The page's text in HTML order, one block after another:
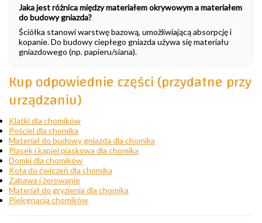
Jaka jest różnica między materiałem okrywowym a materiałem
do budowy gniazda?
Ściółka stanowi warstwę bazową, umożliwiającą absorpcję i
kopanie. Do budowy ciepłego gniazda używa się materiału
gniazdowego (np. papieru/siana).
Kup odpowiednie części (przydatne przy
urządzaniu)
Klatki dla chomików
Pościel dla chomika
Materiał do budowy gniazda dla chomika
Piasek i kąpiel piaskowa dla chomika
Domki dla chomików
Koła do ćwiczeń dla chomika
Zabawa i żerowanie
Materiał do gryzienia dla chomika
Pielęgnacja chomików